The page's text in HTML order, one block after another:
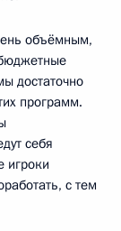
объёмным,
достаточно
программ.
себя
игроки
с тем